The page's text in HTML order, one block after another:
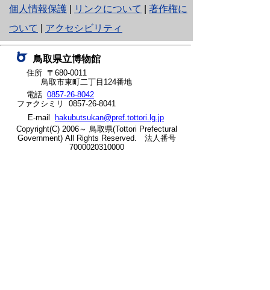
個人情報保護
と
り
ネ
ッ
ト
へ
の
リンクについて
著作権に
ついて
アクセシビリティ
鳥取県立博物館
住所 〒680-0011
鳥取市東町二丁目124番地
電話 0857-26-8042
ファクシミリ 0857-26-8041
E-mail
hakubutsukan@pref.tottori.lg.jp
Copyright(C) 2006～ 鳥取県(Tottori Prefectural
Government) All Rights Reserved. 法人番号
7000020310000